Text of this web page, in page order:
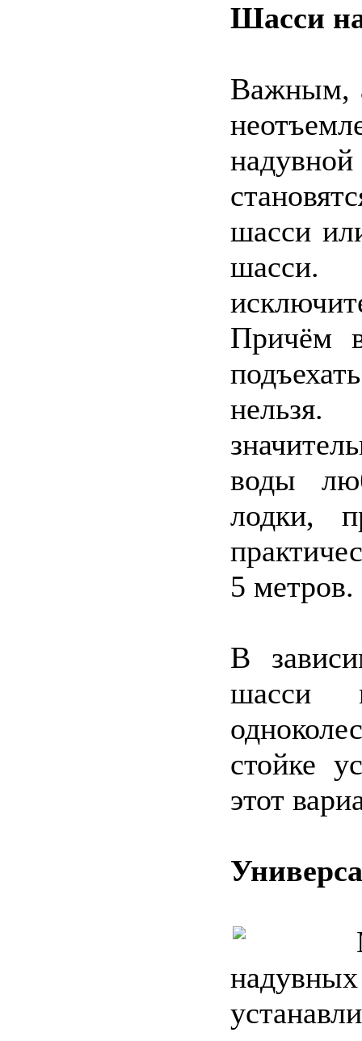
Шасси
Важным,
шасси
шасси.
Причём
воды
лодки,
5 метров.
В
шасси
стойке
этот